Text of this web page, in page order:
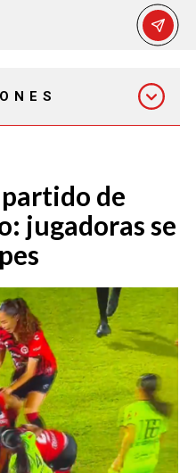
7:00 PM
de
jugadoras se